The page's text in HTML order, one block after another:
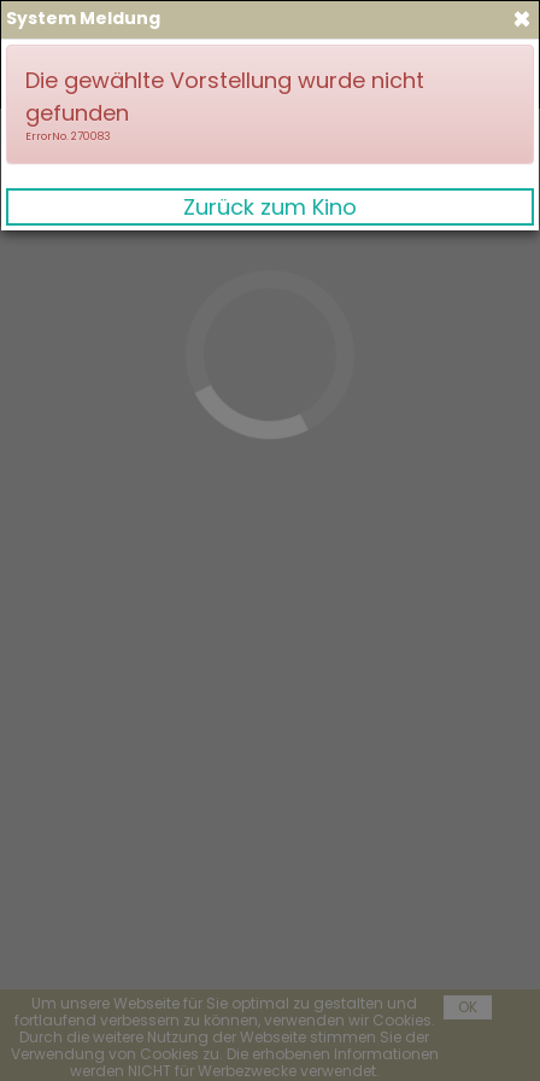
Um unsere Webseite für Sie optimal zu gestalten und
fortlaufend verbessern zu können, verwenden wir Cookies.
Durch die weitere Nutzung der Webseite stimmen Sie der
Verwendung von Cookies zu. Die erhobenen Informationen
werden NICHT für Werbezwecke verwendet.
OK
×
System Meldung
Die gewählte Vorstellung wurde nicht
gefunden
ErrorNo. 270083
Zurück zum Kino